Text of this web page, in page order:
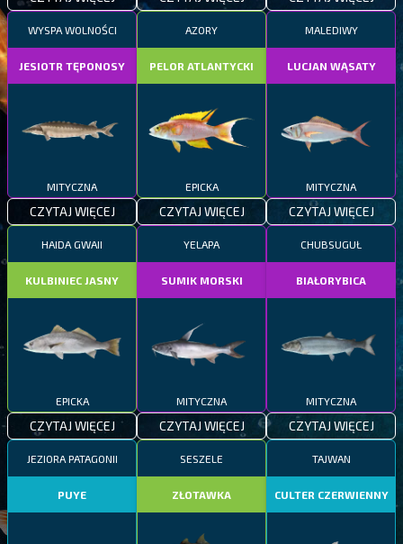
WYSPA WOLNOŚCI
JESIOTR TĘPONOSY
MITYCZNA
CZYTAJ WIĘCEJ
AZORY
PELOR ATLANTYCKI
EPICKA
CZYTAJ WIĘCEJ
MALEDIWY
LUCJAN WĄSATY
MITYCZNA
CZYTAJ WIĘCEJ
HAIDA GWAII
KULBINIEC JASNY
EPICKA
CZYTAJ WIĘCEJ
YELAPA
SUMIK MORSKI
MITYCZNA
CZYTAJ WIĘCEJ
CHUBSUGUŁ
BIAŁORYBICA
MITYCZNA
CZYTAJ WIĘCEJ
JEZIORA PATAGONII
PUYE
SESZELE
ZŁOTAWKA
TAJWAN
CULTER CZERWIENNY